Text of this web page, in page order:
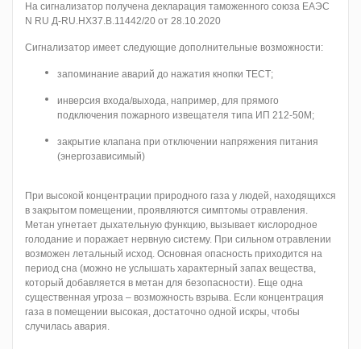
На сигнализатор получена декларация таможенного союза ЕАЭС
N RU Д-RU.НХ37.В.11442/20 от 28.10.2020
Сигнализатор имеет следующие дополнительные возможности:
запоминание аварий до нажатия кнопки ТЕСТ;
инверсия входа/выхода, например, для прямого
подключения пожарного извещателя типа ИП 212-50М;
закрытие клапана при отключении напряжения питания
(энергозависимый)
При высокой концентрации природного газа у людей, находящихся
в закрытом помещении, проявляются симптомы отравления.
Метан угнетает дыхательную функцию, вызывает кислородное
голодание и поражает нервную систему. При сильном отравлении
возможен летальный исход. Основная опасность приходится на
период сна (можно не услышать характерный запах вещества,
который добавляется в метан для безопасности). Еще одна
существенная угроза – возможность взрыва. Если концентрация
газа в помещении высокая, достаточно одной искры, чтобы
случилась авария.